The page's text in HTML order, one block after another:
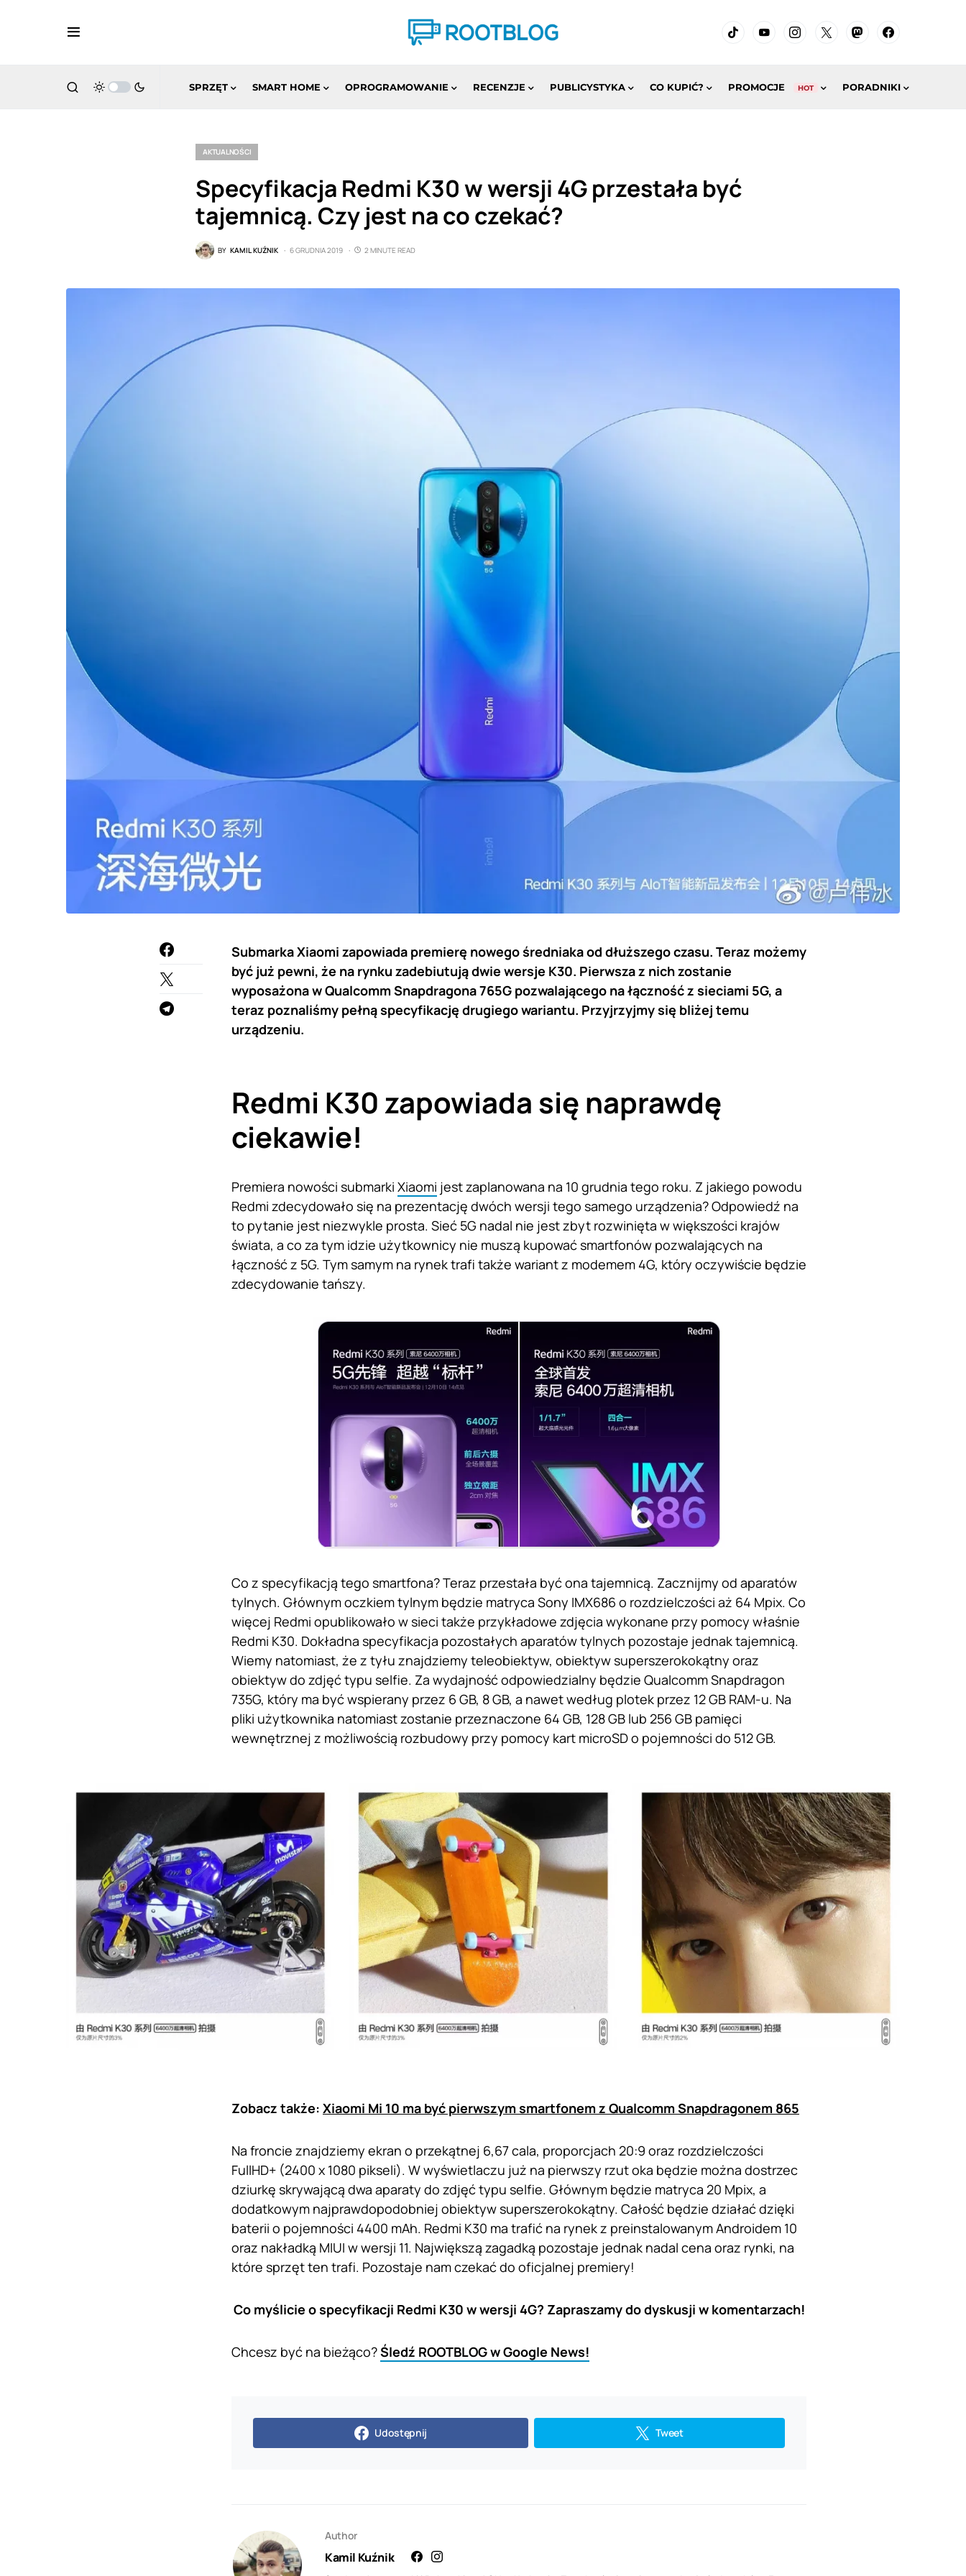
SPRZĘT SMART HOME OPROGRAMOWANIE RECENZJE PUBLICYSTYKA CO KUPIĆ? PROMOCJE HOT PORADNIKI
AKTUALNOŚCI
Specyfikacja Redmi K30 w wersji 4G przestała być
tajemnicą. Czy jest na co czekać?
BY KAMIL KUŹNIK 6 GRUDNIA 2019 2 MINUTE READ
Submarka Xiaomi zapowiada premierę nowego średniaka od dłuższego czasu. Teraz możemy
być już pewni, że na rynku zadebiutują dwie wersje K30. Pierwsza z nich zostanie
wyposażona w Qualcomm Snapdragona 765G pozwalającego na łączność z sieciami 5G, a
teraz poznaliśmy pełną specyfikację drugiego wariantu. Przyjrzyjmy się bliżej temu
urządzeniu.
Redmi K30 zapowiada się naprawdę
ciekawie!
Premiera nowości submarki Xiaomi jest zaplanowana na 10 grudnia tego roku. Z jakiego powodu
Redmi zdecydowało się na prezentację dwóch wersji tego samego urządzenia? Odpowiedź na
to pytanie jest niezwykle prosta. Sieć 5G nadal nie jest zbyt rozwinięta w większości krajów
świata, a co za tym idzie użytkownicy nie muszą kupować smartfonów pozwalających na
łączność z 5G. Tym samym na rynek trafi także wariant z modemem 4G, który oczywiście będzie
zdecydowanie tańszy.
Co z specyfikacją tego smartfona? Teraz przestała być ona tajemnicą. Zacznijmy od aparatów
tylnych. Głównym oczkiem tylnym będzie matryca Sony IMX686 o rozdzielczości aż 64 Mpix. Co
więcej Redmi opublikowało w sieci także przykładowe zdjęcia wykonane przy pomocy właśnie
Redmi K30. Dokładna specyfikacja pozostałych aparatów tylnych pozostaje jednak tajemnicą.
Wiemy natomiast, że z tyłu znajdziemy teleobiektyw, obiektyw superszerokokątny oraz
obiektyw do zdjęć typu selfie. Za wydajność odpowiedzialny będzie Qualcomm Snapdragon
735G, który ma być wspierany przez 6 GB, 8 GB, a nawet według plotek przez 12 GB RAM-u. Na
pliki użytkownika natomiast zostanie przeznaczone 64 GB, 128 GB lub 256 GB pamięci
wewnętrznej z możliwością rozbudowy przy pomocy kart microSD o pojemności do 512 GB.
Zobacz także: Xiaomi Mi 10 ma być pierwszym smartfonem z Qualcomm Snapdragonem 865
Na froncie znajdziemy ekran o przekątnej 6,67 cala, proporcjach 20:9 oraz rozdzielczości
FullHD+ (2400 x 1080 pikseli). W wyświetlaczu już na pierwszy rzut oka będzie można dostrzec
dziurkę skrywającą dwa aparaty do zdjęć typu selfie. Głównym będzie matryca 20 Mpix, a
dodatkowym najprawdopodobniej obiektyw superszerokokątny. Całość będzie działać dzięki
baterii o pojemności 4400 mAh. Redmi K30 ma trafić na rynek z preinstalowanym Androidem 10
oraz nakładką MIUI w wersji 11. Największą zagadką pozostaje jednak nadal cena oraz rynki, na
które sprzęt ten trafi. Pozostaje nam czekać do oficjalnej premiery!
Co myślicie o specyfikacji Redmi K30 w wersji 4G? Zapraszamy do dyskusji w komentarzach!
Chcesz być na bieżąco?Śledź ROOTBLOG w Google News!
Udostępnij Tweet
Author
Kamil Kuźnik